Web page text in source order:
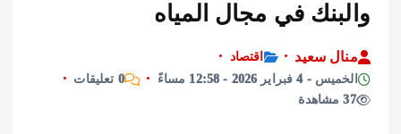
في مجال المياه
سعيد
اقتصاد
2026 - 12:58 مساءً
0 تعليقات